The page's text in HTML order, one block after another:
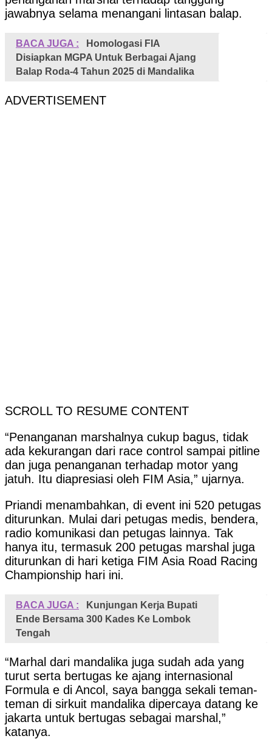
jawabnya selama menangani lintasan balap.
BACA JUGA :
Homologasi FIA
Disiapkan MGPA Untuk Berbagai Ajang
Balap Roda-4 Tahun 2025 di Mandalika
ADVERTISEMENT
SCROLL TO RESUME CONTENT
“Penanganan marshalnya cukup bagus, tidak
ada kekurangan dari race control sampai pitline
dan juga penanganan terhadap motor yang
jatuh. Itu diapresiasi oleh FIM Asia,” ujarnya.
Priandi menambahkan, di event ini 520 petugas
diturunkan. Mulai dari petugas medis, bendera,
radio komunikasi dan petugas lainnya. Tak
hanya itu, termasuk 200 petugas marshal juga
diturunkan di hari ketiga FIM Asia Road Racing
Championship hari ini.
BACA JUGA :
Kunjungan Kerja Bupati
Ende Bersama 300 Kades Ke Lombok
Tengah
“Marhal dari mandalika juga sudah ada yang
turut serta bertugas ke ajang internasional
Formula e di Ancol, saya bangga sekali teman-
teman di sirkuit mandalika dipercaya datang ke
jakarta untuk bertugas sebagai marshal,”
katanya.